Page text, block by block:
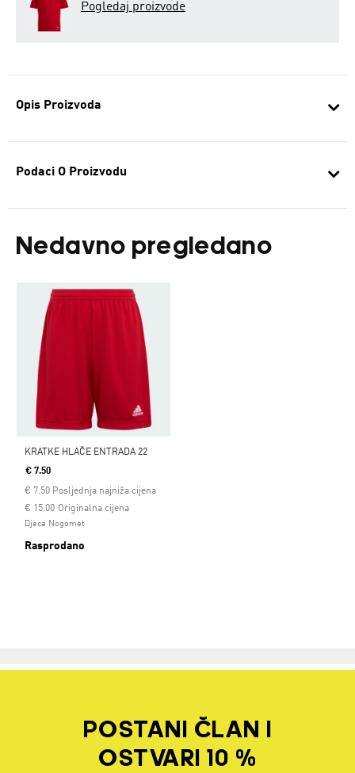
Opis Proizvoda
Podaci O Proizvodu
Nedavno pregledano
KRATKE HLAČE ENTRADA 22
€ 7.50
€ 7.50 Posljednja najniža cijena
Originalna cijena
Cijena umanjena od
€ 15.00za
Djeca Nogomet
Rasprodano
Pogledaj proizvode
POSTANI ČLAN I
OSTVARI 10 %